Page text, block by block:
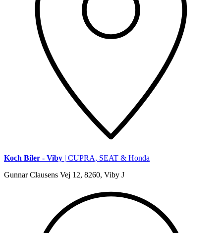
Koch Biler - Viby | CUPRA, SEAT & Honda
Gunnar Clausens Vej 12, 8260, Viby J